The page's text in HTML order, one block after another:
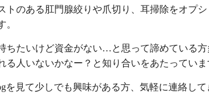
トのある肛門腺絞りや爪切り、耳掃除をオプ
。
ちたいけど資金がない…と思って諦めている
る人いないかなー？と知り合いをあたっていま
を見て少しでも興味がある方、気軽に連絡して